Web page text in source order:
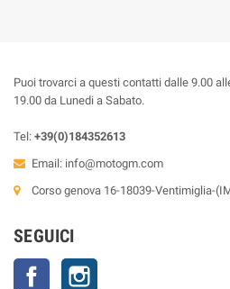
Puoi trovarci a questi contatti dalle 9.00
19.00 da Lunedi a Sabato.
Tel: +39(0)184352613
Email: info@motogm.com
Corso genova 16-18039-Ventimiglia-
SEGUICI
Facebook